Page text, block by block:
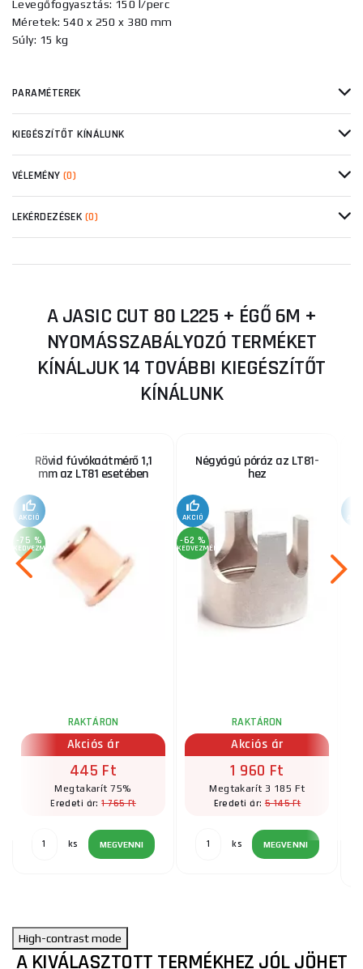
Levegőfogyasztás: 150 l/perc
Méretek: 540 x 250 x 380 mm
Súly: 15 kg
PARAMÉTEREK
KIEGÉSZÍTŐT KÍNÁLUNK
VÉLEMÉNY (0)
LEKÉRDEZÉSEK (0)
A JASIC CUT 80 L225 + ÉGŐ 6M +
NYOMÁSSZABÁLYOZÓ TERMÉKET
KÍNÁLJUK 14 TOVÁBBI KIEGÉSZÍTŐT
KÍNÁLUNK
Rövid fúvókaátmérő 1,1
mm az LT81 esetében
AKCIÓ
-75 %
KEDVEZMÉNY
RAKTÁRON
Akciós ár
445 Ft
Megtakarít 75%
Eredeti ár:1 765 Ft
ks MEGVENNI
Négyágú póráz az LT81-
hez
AKCIÓ
-62 %
KEDVEZMÉNY
RAKTÁRON
Akciós ár
1 960 Ft
Megtakarít 3 185 Ft
Eredeti ár:5 145 Ft
ks MEGVENNI
High-contrast mode
A KIVÁLASZTOTT TERMÉKHEZ JÓL JÖHET